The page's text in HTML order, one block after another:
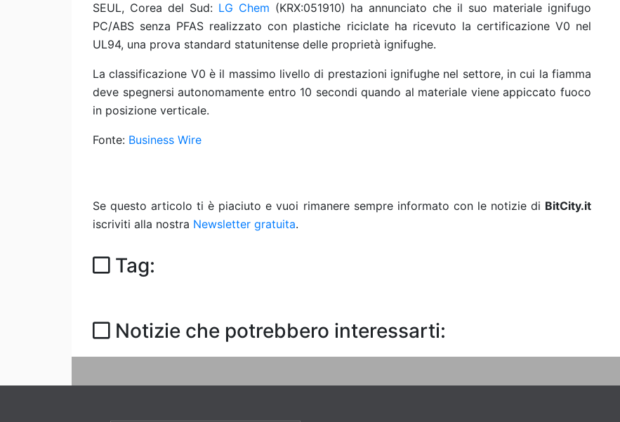
SEUL, Corea del Sud: LG Chem (KRX:051910) ha annunciato che il suo materiale ignifugo
PC/ABS senza PFAS realizzato con plastiche riciclate ha ricevuto la certificazione V0 nel
UL94, una prova standard statunitense delle proprietà ignifughe.
La classificazione V0 è il massimo livello di prestazioni ignifughe nel settore, in cui la fiamma
deve spegnersi autonomamente entro 10 secondi quando al materiale viene appiccato fuoco
in posizione verticale.
Fonte: Business Wire
Se questo articolo ti è piaciuto e vuoi rimanere sempre informato con le notizie di BitCity.it
iscriviti alla nostra Newsletter gratuita.
Tag:
Notizie che potrebbero interessarti: